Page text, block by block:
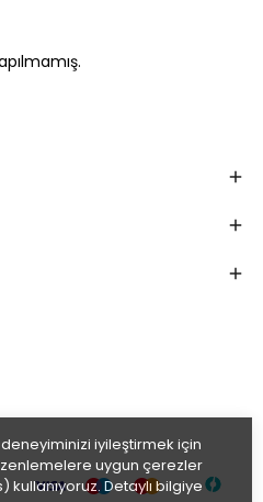
deneyiminizi iyileştirmek için
uygun çerezler
kullanıyoruz. Detaylı bilgiye